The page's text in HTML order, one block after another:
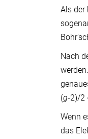
Als der
Nach
(g-2)/2
Wenn
das